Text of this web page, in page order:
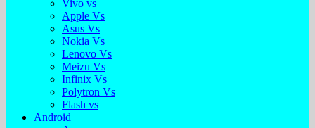
Vivo vs
Apple Vs
Asus Vs
Nokia Vs
Lenovo Vs
Meizu Vs
Infinix Vs
Polytron Vs
Flash vs
Android